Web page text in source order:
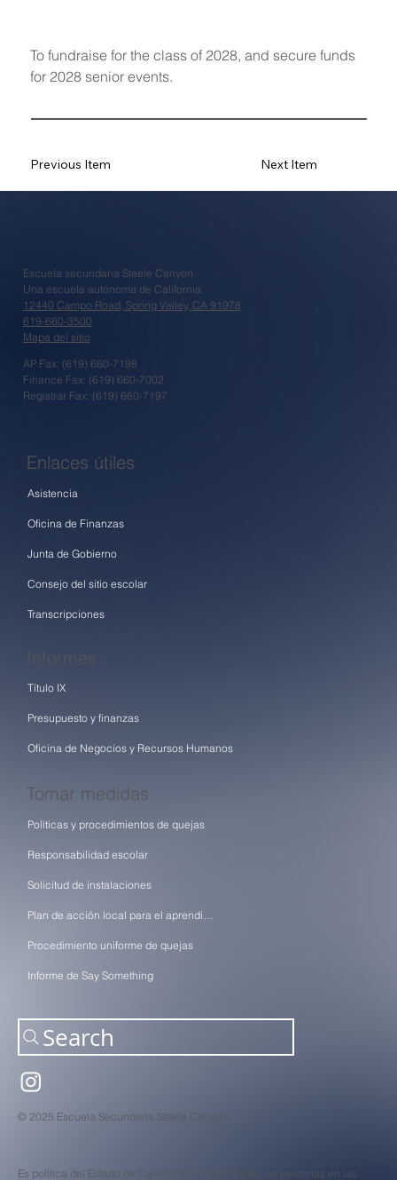
To fundraise for the class of 2028, and secure funds
for 2028 senior events.
Next Item
Previous Item
Escuela secundaria Steele Canyon
Una escuela autónoma de California
12440 Campo Road, Spring Valley, CA 91978
619-660-3500
Mapa del sitio
Enlaces útiles
Asistencia
Oficina de Finanzas
Junta de Gobierno
Consejo del sitio escolar
Transcripciones
Informes
Título IX
Presupuesto y finanzas
Oficina de Negocios y Recursos Humanos
Tomar medidas
Políticas y procedimientos de quejas
Responsabilidad escolar
Solicitud de instalaciones
Procedimiento uniforme de quejas
Informe de Say Something
Search
© 2025 Escuela Secundaria Steele Canyon.
AP Fax: (619) 660-7198
Finance Fax: (619) 660-7002
Registrar Fax: (619) 660-7197
Es política del Estado de California brindar a todas las personas en las